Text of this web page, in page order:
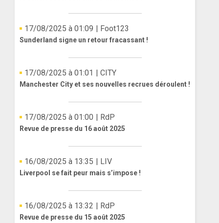
17/08/2025 à 01:09 | Foot123
Sunderland signe un retour fracassant !
17/08/2025 à 01:01 | CITY
Manchester City et ses nouvelles recrues déroulent !
17/08/2025 à 01:00 | RdP
Revue de presse du 16 août 2025
16/08/2025 à 13:35 | LIV
Liverpool se fait peur mais s’impose !
16/08/2025 à 13:32 | RdP
Revue de presse du 15 août 2025